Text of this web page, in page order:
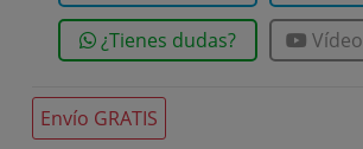
Envío GRATIS
¿Tienes dudas?